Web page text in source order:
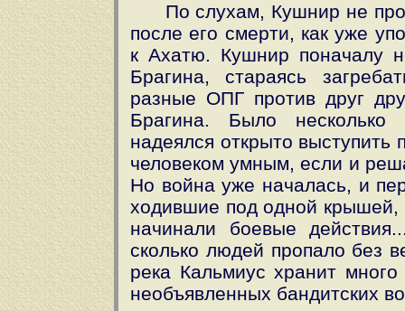
По слухам, Кушнир не
после его смерти, как уже
к Ахатю. Кушнир поначалу
Брагина, стараясь
разные ОПГ против друг
Брагина. Было несколько
надеялся открыто выступить
человеком умным, если и
Но война уже началась, и
ходившие под одной крышей,
начинали боевые
сколько людей пропало без
река Кальмиус хранит
необъявленных бандитских